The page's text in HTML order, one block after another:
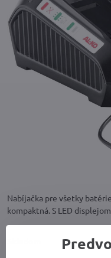
Nabíjačka pre všetky
kompaktná. S LED